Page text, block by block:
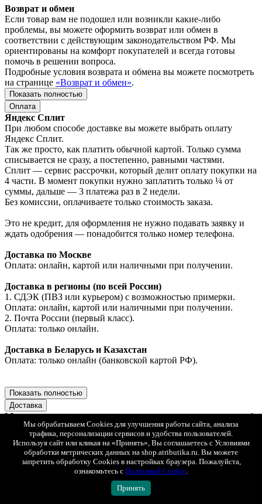
Возврат и обмен
Если товар вам не подошел или возникли какие-либо
проблемы, вы можете оформить возврат или обмен в
соответствии с действующим законодательством РФ. Мы
ориентированы на комфорт покупателей и всегда готовы
помочь в решении вопроса.
Подробные условия возврата и обмена вы можете посмотреть
на странице «Возврат и обмен».
Показать полностью
Оплата
Яндекс Сплит
При любом способе доставке вы можете выбрать оплату
Яндекс Сплит.
Так же просто, как платить обычной картой. Только сумма
списывается не сразу, а постепенно, равными частями.
Сплит — сервис рассрочки, который делит оплату покупки на
4 части. В момент покупки нужно заплатить только ¼ от
суммы, дальше — 3 платежа раз в 2 недели.
Без комиссии, оплачиваете только стоимость заказа.
Это не кредит, для оформления не нужно подавать заявку и
ждать одобрения — понадобится только номер телефона.
Доставка по Москве
Оплата: онлайн, картой или наличными при получении.
Доставка в регионы (по всей России)
1. СДЭК (ПВЗ или курьером) с возможностью примерки.
Оплата: онлайн, картой или наличными при получении.
2. Почта России (первый класс).
Оплата: только онлайн.
Доставка в Беларусь и Казахстан
Оплата: только онлайн (банковской картой РФ).
Показать полностью
Доставка
Минимальная стоимость товаров в заказе для доставки - 1
000 рублей.
Заказы меньшей стоимостью можно забрать самовывозом в
магазине в Москве по адресу ул. Ленинская слобода 26 стр. 2
ТЦ "Глобал Молл", 2 этаж. Ежедневно с 10:00 до 22:00.
Мы доставляем заказы по всей России, Казахстану и
Мы обрабатываем Cookies для улучшения работы сайта, анализа
трафика, персонализации сервисов и удобства пользователей.
Используя сайт или кликая на «Принять», Вы соглашаетесь с Условиями
обработки метрических данных на shop.atributika.ru. Вы можете
запретить обработку Cookies в настройках браузера. Пожалуйста,
ознакомьтесь с Политикой Cookie.
Принять